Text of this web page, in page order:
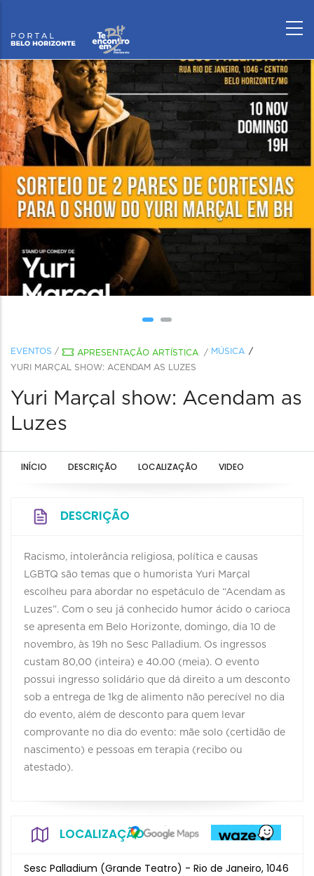
EVENTOS / APRESENTAÇÃO ARTÍSTICA / MÚSICA
YURI MARÇAL SHOW: ACENDAM AS LUZES
Yuri Marçal show: Acendam as
Luzes
INÍCIO DESCRIÇÃO LOCALIZAÇÃO VIDEO
DESCRIÇÃO
Racismo, intolerância religiosa, política e causas
LGBTQ são temas que o humorista Yuri Marçal
escolheu para abordar no espetáculo de “Acendam as
Luzes”. Com o seu já conhecido humor ácido o carioca
se apresenta em Belo Horizonte, domingo, dia 10 de
novembro, às 19h no Sesc Palladium. Os ingressos
custam 80,00 (inteira) e 40.00 (meia). O evento
possui ingresso solidário que dá direito a um desconto
sob a entrega de 1kg de alimento não perecível no dia
do evento, além de desconto para quem levar
comprovante no dia do evento: mãe solo (certidão de
nascimento) e pessoas em terapia (recibo ou
atestado).
LOCALIZAÇÃO
Sesc Palladium (Grande Teatro) - Rio de Janeiro, 1046